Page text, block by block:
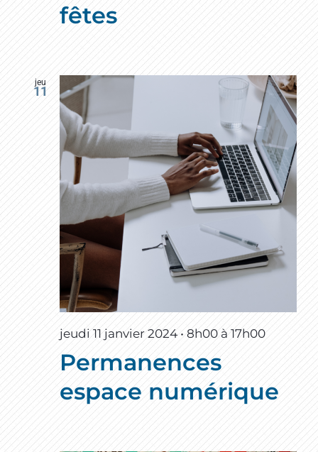
fêtes
jeu
11
jeudi 11 janvier 2024 • 8h00à 17h00
Permanences
espace numérique